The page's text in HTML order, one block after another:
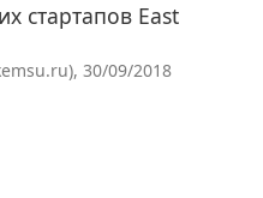
стартапов East
30/09/2018